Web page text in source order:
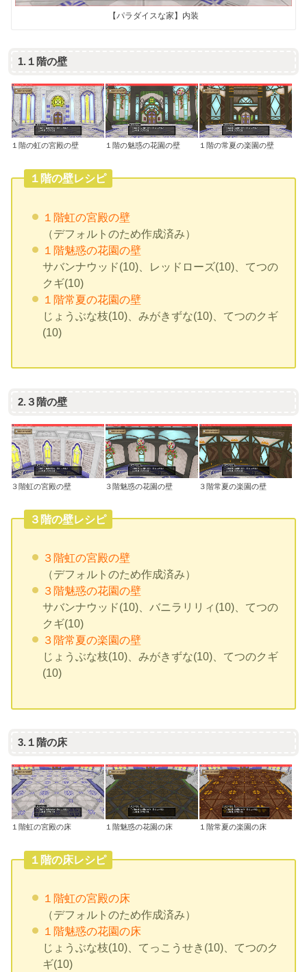
【パラダイスな家】内装
1.１階の壁
１階の虹の宮殿の壁 １階の魅惑の花園の壁 １階の常夏の楽園の壁
１階の壁レシピ
１階虹の宮殿の壁
（デフォルトのため作成済み）
１階魅惑の花園の壁
サバンナウッド(10)、レッドローズ(10)、てつの
クギ(10)
１階常夏の花園の壁
じょうぶな枝(10)、みがきずな(10)、てつのクギ
(10)
2.３階の壁
３階虹の宮殿の壁 ３階魅惑の花園の壁 ３階常夏の楽園の壁
３階の壁レシピ
３階虹の宮殿の壁
（デフォルトのため作成済み）
３階魅惑の花園の壁
サバンナウッド(10)、バニラリリィ(10)、てつの
クギ(10)
３階常夏の楽園の壁
じょうぶな枝(10)、みがきずな(10)、てつのクギ
(10)
3.１階の床
１階虹の宮殿の床 １階魅惑の花園の床 １階常夏の楽園の床
１階の床レシピ
１階虹の宮殿の床
（デフォルトのため作成済み）
１階魅惑の花園の床
じょうぶな枝(10)、てっこうせき(10)、てつのク
ギ(10)